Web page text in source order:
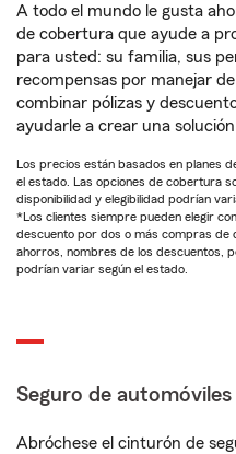
A todo el mundo le gusta
de cobertura que ayude a
para usted: su familia, sus
recompensas por manejar
combinar pólizas y
ayudarle a crear una
Los precios están basados en planes
el estado. Las opciones de cobertura
disponibilidad y elegibilidad podrían
*Los clientes siempre pueden elegir
descuento por dos o más compras de
ahorros, nombres de los descuentos,
podrían variar según el estado.
Seguro de automóviles
Abróchese el cinturón de